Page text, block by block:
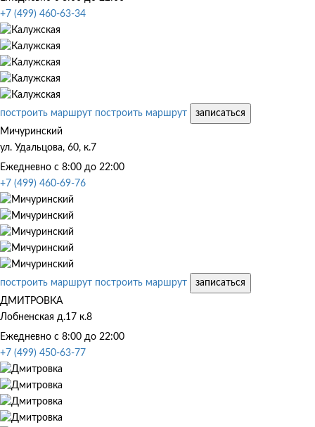
+7 (499) 460-63-34
построить маршрут построить маршрут
записаться
Мичуринский
ул. Удальцова, 60, к.7
Ежедневно с 8:00 до 22:00
+7 (499) 460-69-76
построить маршрут построить маршрут
записаться
ДМИТРОВКА
Лобненская д.17 к.8
Ежедневно с 8:00 до 22:00
+7 (499) 450-63-77